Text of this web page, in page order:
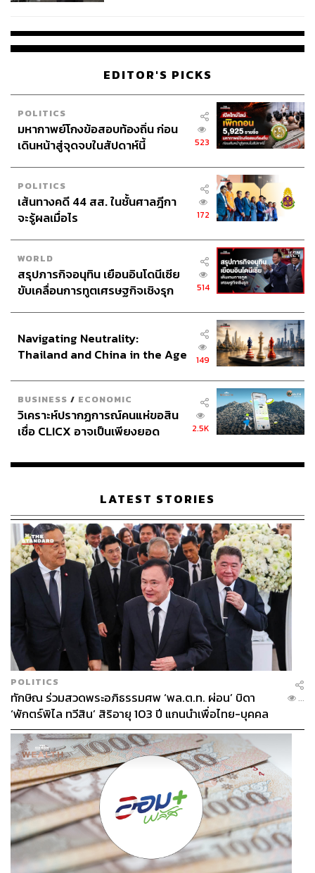
EDITOR'S PICKS
POLITICS
มหากาพย์โกงข้อสอบท้องถิ่น ก่อน
เดินหน้าสู่จุดจบในสัปดาห์นี้
523
POLITICS
เส้นทางคดี 44 สส. ในชั้นศาลฎีกา
จะรู้ผลเมื่อไร
172
WORLD
สรุปภารกิจอนุทิน เยือนอินโดนีเซีย
ขับเคลื่อนการทูตเศรษฐกิจเชิงรุก
514
Navigating Neutrality:
Thailand and China in the Age
149
BUSINESS / ECONOMIC
วิเคราะห์ปรากฏการณ์คนแห่ขอสิน
เชื่อ CLICX อาจเป็นเพียงยอด
เรือนไทยที่ถูกซุกไว้
2.5K
LATEST STORIES
POLITICS
ทักษิณ ร่วมสวดพระอภิธรรมศพ ‘พล.ต.ท. ผ่อน’ บิดา
‘พักตร์พิไล ทวีสิน’ สิริอายุ 103 ปี แกนนำเพื่อไทย-บุคคล
หลากวงการร่วมอาลัย
...